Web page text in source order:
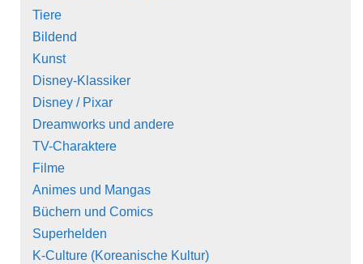
Tiere
Bildend
Kunst
Disney-Klassiker
Disney / Pixar
Dreamworks und andere
TV-Charaktere
Filme
Animes und Mangas
Büchern und Comics
Superhelden
K-Culture (Koreanische Kultur)